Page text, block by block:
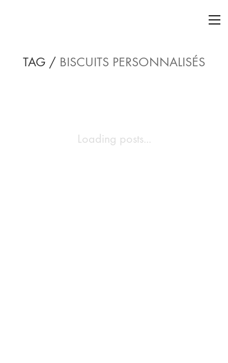
TAG / BISCUITS PERSONNALISÉS
Loading posts...